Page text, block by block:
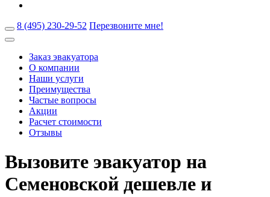
8 (495) 230-29-52 Перезвоните мне!
Заказ эвакуатора
О компании
Наши услуги
Преимущества
Частые вопросы
Акции
Расчет стоимости
Отзывы
Вызовите эвакуатор на
Семеновской дешевле и